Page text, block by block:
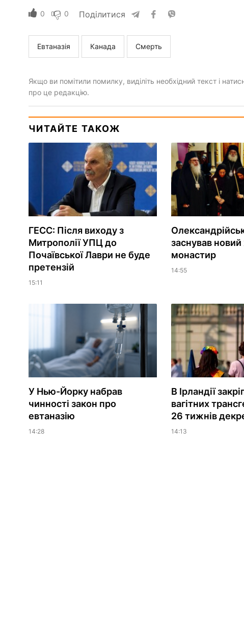
0 0 Поділитися
Евтаназія Канада Смерть
Якщо ви помітили помилку, виділіть необхідний текст і
про це редакцію.
ЧИТАЙТЕ ТАКОЖ
ГЕСС: Після виходу з
Митрополії УПЦ до
Почаївської Лаври не буде
претензій
15:11
заснував
монастир
14:55
У Нью-Йорку набрав
чинності закон про
евтаназію
14:28
В Ірландії
вагітних
26 тижнів
14:13